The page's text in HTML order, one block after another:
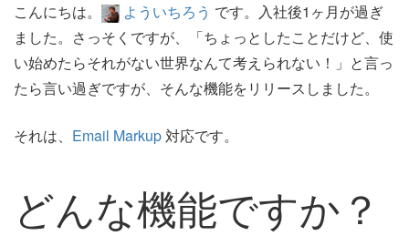
こんにちは。 よういちろう です。入社後1ヶ月が過ぎ
ました。さっそくですが、「ちょっとしたことだけど、使
い始めたらそれがない世界なんて考えられない！」と言っ
たら言い過ぎですが、そんな機能をリリースしました。
それは、 Email Markup 対応です。
どんな機能ですか？